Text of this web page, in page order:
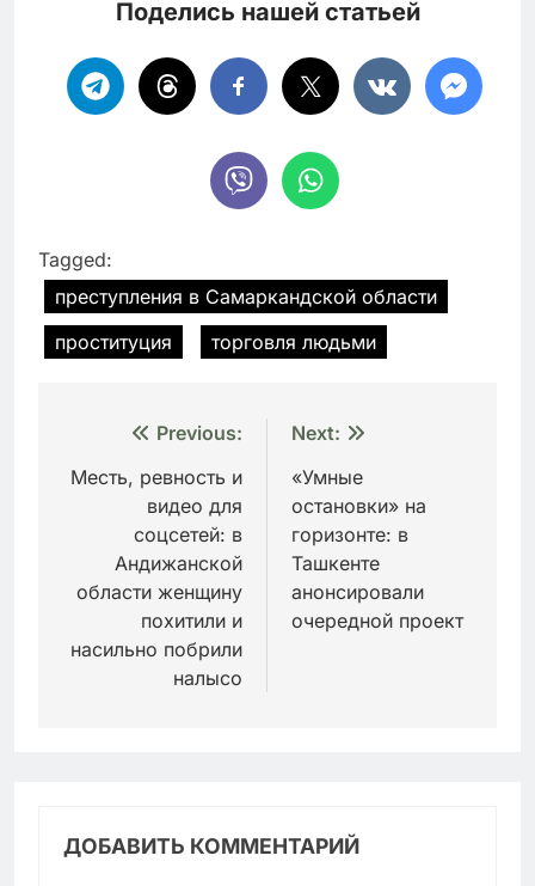
Поделись нашей статьей
Tagged:
преступления в Самаркандской области
проституция
торговля людьми
Навигация
по
записям
Previous:
Месть, ревность и
видео для
соцсетей: в
Андижанской
области женщину
похитили и
насильно побрили
налысо
Next:
«Умные
остановки» на
горизонте: в
Ташкенте
анонсировали
очередной проект
ДОБАВИТЬ КОММЕНТАРИЙ